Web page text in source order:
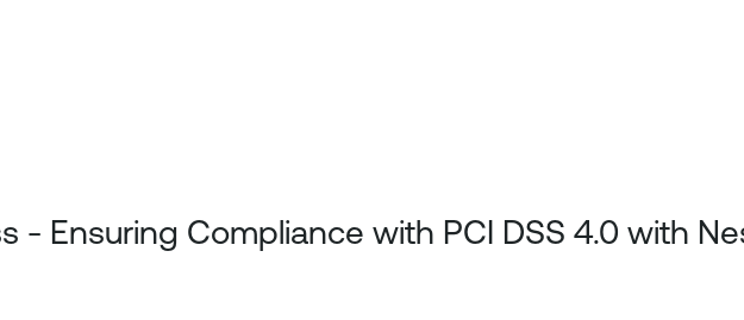
- Ensuring Compliance with PCI DSS 4.0 with